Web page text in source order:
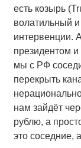
есть козырь
волатильный
интервенции.
президентом
мы с РФ
перекрыть
нам зайдёт
рублю, а
это соседние,